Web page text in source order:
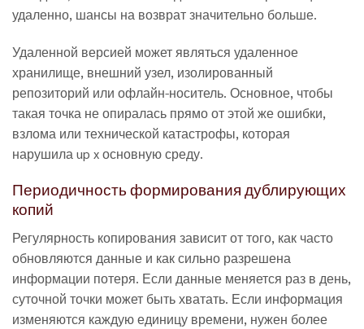
удаленно, шансы на возврат значительно больше.
Удаленной версией может являться удаленное
хранилище, внешний узел, изолированный
репозиторий или офлайн-носитель. Основное, чтобы
такая точка не опиралась прямо от этой же ошибки,
взлома или технической катастрофы, которая
нарушила up x основную среду.
Периодичность формирования дублирующих
копий
Регулярность копирования зависит от того, как часто
обновляются данные и как сильно разрешена
информации потеря. Если данные меняется раз в день,
суточной точки может быть хватать. Если информация
изменяются каждую единицу времени, нужен более